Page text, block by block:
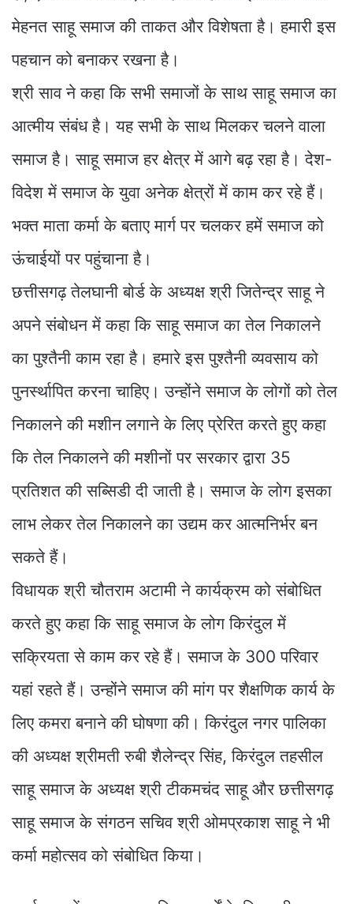
मेहनत साहू समाज की ताकत और विशेषता है। हमारी इस
पहचान को बनाकर रखना है।
श्री साव ने कहा कि सभी समाजों के साथ साहू समाज का
आत्मीय संबंध है। यह सभी के साथ मिलकर चलने वाला
समाज है। साहू समाज हर क्षेत्र में आगे बढ़ रहा है। देश-
विदेश में समाज के युवा अनेक क्षेत्रों में काम कर रहे हैं।
भक्त माता कर्मा के बताए मार्ग पर चलकर हमें समाज को
ऊंचाईयों पर पहुंचाना है।
छत्तीसगढ़ तेलघानी बोर्ड के अध्यक्ष श्री जितेन्द्र साहू ने
अपने संबोधन में कहा कि साहू समाज का तेल निकालने
का पुश्तैनी काम रहा है। हमारे इस पुश्तैनी व्यवसाय को
पुनर्स्थापित करना चाहिए। उन्होंने समाज के लोगों को तेल
निकालने की मशीन लगाने के लिए प्रेरित करते हुए कहा
कि तेल निकालने की मशीनों पर सरकार द्वारा 35
प्रतिशत की सब्सिडी दी जाती है। समाज के लोग इसका
लाभ लेकर तेल निकालने का उद्यम कर आत्मनिर्भर बन
सकते हैं।
विधायक श्री चौतराम अटामी ने कार्यक्रम को संबोधित
करते हुए कहा कि साहू समाज के लोग किरंदुल में
सक्रियता से काम कर रहे हैं। समाज के 300 परिवार
यहां रहते हैं। उन्होंने समाज की मांग पर शैक्षणिक कार्य के
लिए कमरा बनाने की घोषणा की। किरंदुल नगर पालिका
की अध्यक्ष श्रीमती रुबी शैलेन्द्र सिंह, किरंदुल तहसील
साहू समाज के अध्यक्ष श्री टीकमचंद साहू और छत्तीसगढ़
साहू समाज के संगठन सचिव श्री ओमप्रकाश साहू ने भी
कर्मा महोत्सव को संबोधित किया।